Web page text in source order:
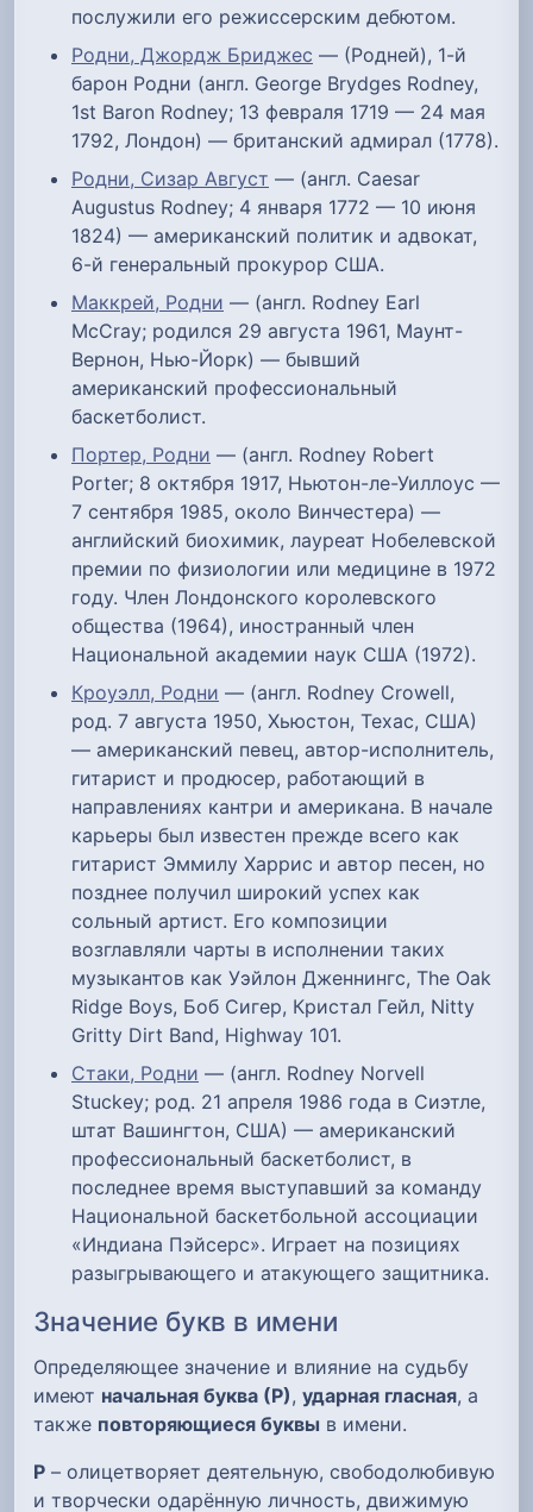
послужили его режиссерским дебютом.
Родни, Джордж Бриджес — (Родней), 1-й
барон Родни (англ. George Brydges Rodney,
1st Baron Rodney; 13 февраля 1719 — 24 мая
1792, Лондон) — британский адмирал (1778).
Родни, Сизар Август — (англ. Caesar
Augustus Rodney; 4 января 1772 — 10 июня
1824) — американский политик и адвокат,
6-й генеральный прокурор США.
Маккрей, Родни — (англ. Rodney Earl
McCray; родился 29 августа 1961, Маунт-
Вернон, Нью-Йорк) — бывший
американский профессиональный
баскетболист.
Портер, Родни — (англ. Rodney Robert
Porter; 8 октября 1917, Ньютон-ле-Уиллоус —
7 сентября 1985, около Винчестера) —
английский биохимик, лауреат Нобелевской
премии по физиологии или медицине в 1972
году. Член Лондонского королевского
общества (1964), иностранный член
Национальной академии наук США (1972).
Кроуэлл, Родни — (англ. Rodney Crowell,
род. 7 августа 1950, Хьюстон, Техас, США)
— американский певец, автор-исполнитель,
гитарист и продюсер, работающий в
направлениях кантри и американа. В начале
карьеры был известен прежде всего как
гитарист Эммилу Харрис и автор песен, но
позднее получил широкий успех как
сольный артист. Его композиции
возглавляли чарты в исполнении таких
музыкантов как Уэйлон Дженнингс, The Oak
Ridge Boys, Боб Сигер, Кристал Гейл, Nitty
Gritty Dirt Band, Highway 101.
Стаки, Родни — (англ. Rodney Norvell
Stuckey; род. 21 апреля 1986 года в Сиэтле,
штат Вашингтон, США) — американский
профессиональный баскетболист, в
последнее время выступавший за команду
Национальной баскетбольной ассоциации
«Индиана Пэйсерс». Играет на позициях
разыгрывающего и атакующего защитника.
Значение букв в имени
Определяющее значение и влияние на судьбу
имеют начальная буква (Р), ударная гласная, а
также повторяющиеся буквы в имени.
Р – олицетворяет деятельную, свободолюбивую
и творчески одарённую личность, движимую